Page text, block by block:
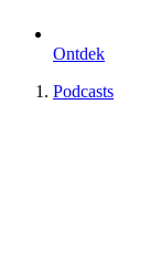
Ontdek
Podcasts